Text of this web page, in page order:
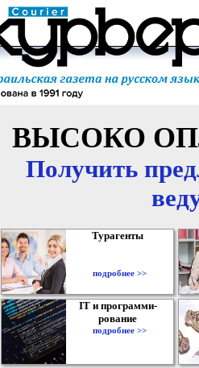
ВЫСОКО
Получить
Турагенты
подробнее >>
IT и программи-
рование
подробнее >>